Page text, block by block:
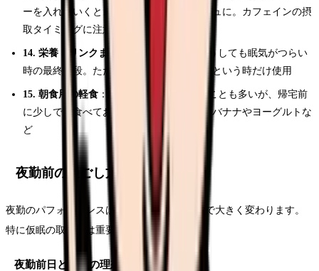
ーを入れていくと、休憩時間のリフレッシュに。カフェインの摂
取タイミングに注意
14. 栄養ドリンクまたはカフェイン錠
：どうしても眠気がつらい
時の最終手段。ただし常用は避け、ここぞという時だけ使用
15. 朝食用の軽食 ：夜勤明けは食欲がないことも多いが、帰宅前
に少しでも食べておくと体調管理に良い。バナナやヨーグルトな
ど
夜勤前の過ごし方と仮眠のコツ
夜勤のパフォーマンスは、夜勤前の過ごし方で大きく変わります。
特に仮眠の取り方は重要なポイントです。
夜勤前日と当日の理想的な過ごし方